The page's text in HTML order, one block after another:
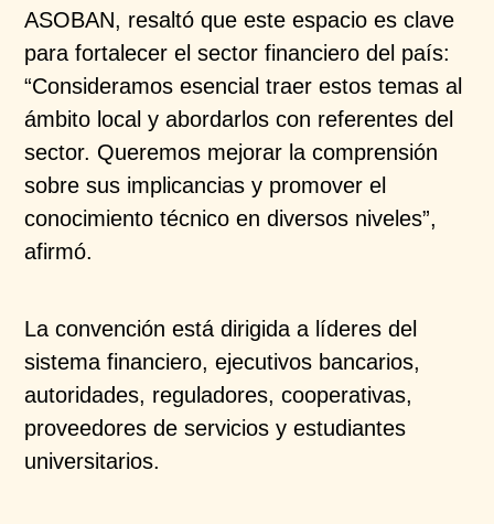
ASOBAN, resaltó que este espacio es clave
para fortalecer el sector financiero del país:
“Consideramos esencial traer estos temas al
ámbito local y abordarlos con referentes del
sector. Queremos mejorar la comprensión
sobre sus implicancias y promover el
conocimiento técnico en diversos niveles”,
afirmó.
La convención está dirigida a líderes del
sistema financiero, ejecutivos bancarios,
autoridades, reguladores, cooperativas,
proveedores de servicios y estudiantes
universitarios.